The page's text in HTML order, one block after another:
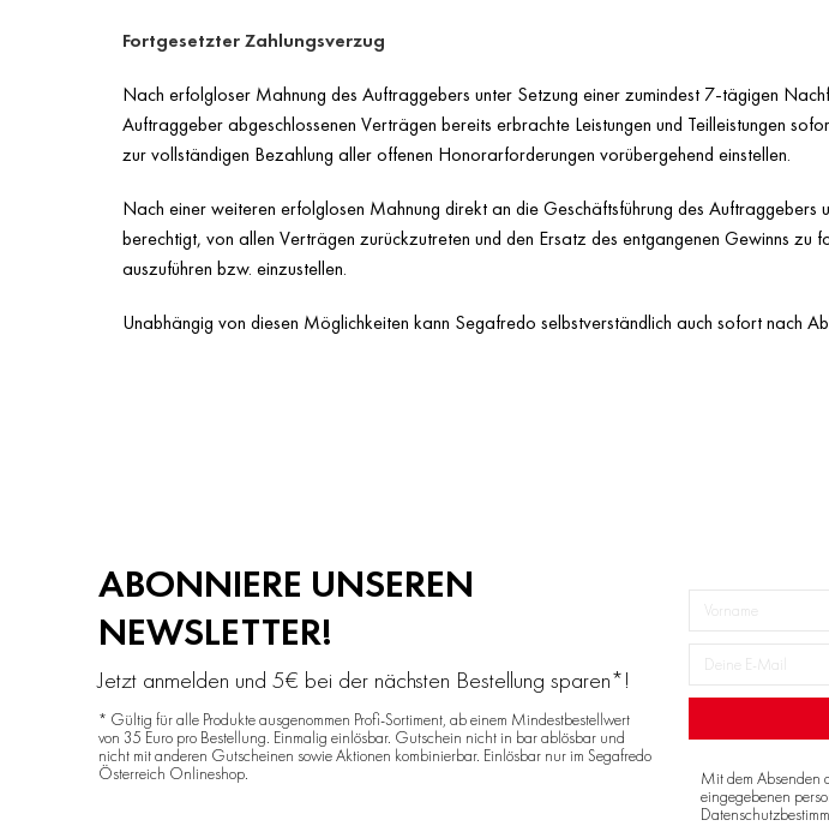
Fortgesetzter Zahlungsverzug
Nach erfolgloser Mahnung des Auftraggebers unter Setzung einer zumindest 7-tägigen
Auftraggeber abgeschlossenen Verträgen bereits erbrachte Leistungen und Teilleistungen
zur vollständigen Bezahlung aller offenen Honorarforderungen vorübergehend einstellen.
Nach einer weiteren erfolglosen Mahnung direkt an die Geschäftsführung des
berechtigt, von allen Verträgen zurückzutreten und den Ersatz des entgangenen Gewinns
auszuführen bzw. einzustellen.
Unabhängig von diesen Möglichkeiten kann Segafredo selbstverständlich auch sofort nach
ABONNIERE UNSEREN
NEWSLETTER!
Jetzt anmelden und 5€ bei der nächsten Bestellung sparen*!
* Gültig für alle Produkte ausgenommen Profi-Sortiment, ab einem Mindestbestellwert
von 35 Euro pro Bestellung. Einmalig einlösbar. Gutschein nicht in bar ablösbar und
nicht mit anderen Gutscheinen sowie Aktionen kombinierbar. Einlösbar nur im Segafredo
Österreich Onlineshop.
Mit dem Absenden
eingegebenen